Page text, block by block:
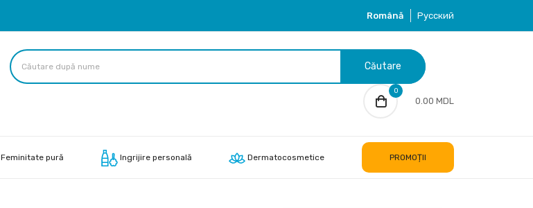
Română Русский
Căutare
0
0.00 MDL
Feminitate pură Ingrijire personală Dermatocosmetice PROMOȚII